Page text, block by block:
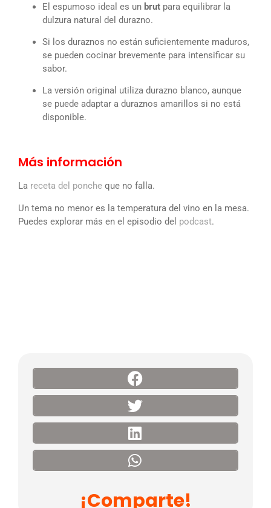
El espumoso ideal es un brut para equilibrar la
dulzura natural del durazno.
Si los duraznos no están suficientemente maduros,
se pueden cocinar brevemente para intensificar su
sabor.
La versión original utiliza durazno blanco, aunque
se puede adaptar a duraznos amarillos si no está
disponible.
Más información
La receta del ponche que no falla.
Un tema no menor es la temperatura del vino en la mesa.
Puedes explorar más en el episodio del podcast.
¡Comparte!